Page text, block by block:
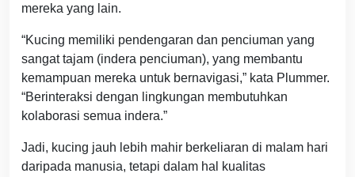
mereka yang lain.
“Kucing memiliki pendengaran dan penciuman yang
sangat tajam (indera penciuman), yang membantu
kemampuan mereka untuk bernavigasi,” kata Plummer.
“Berinteraksi dengan lingkungan membutuhkan
kolaborasi semua indera.”
Jadi, kucing jauh lebih mahir berkeliaran di malam hari
daripada manusia, tetapi dalam hal kualitas